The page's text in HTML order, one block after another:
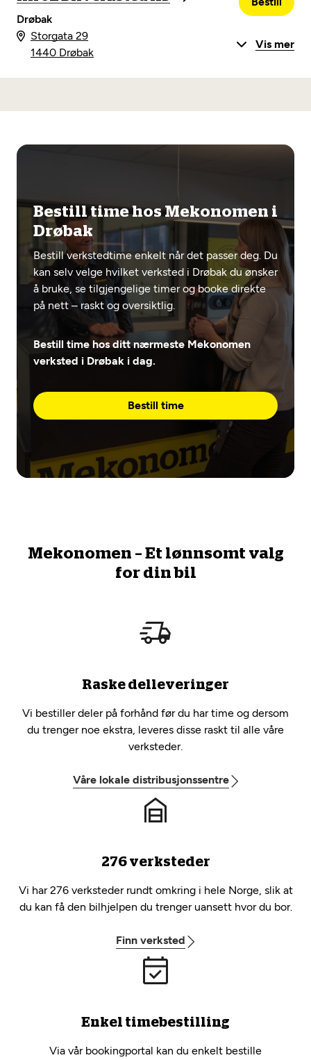
Drøbak
Storgata 29
1440 Drøbak
Vis mer
Bestill time hos Mekonomen i
Drøbak
Bestill verkstedtime enkelt når det passer deg. Du
kan selv velge hvilket verksted i Drøbak du ønsker
å bruke, se tilgjengelige timer og booke direkte
på nett – raskt og oversiktlig.
Bestill time hos ditt nærmeste Mekonomen
verksted i Drøbak i dag.
Bestill time
Mekonomen – Et lønnsomt valg
for din bil
Raske delleveringer
Vi bestiller deler på forhånd før du har time og dersom
du trenger noe ekstra, leveres disse raskt til alle våre
verksteder.
Våre lokale distribusjonssentre
276 verksteder
Vi har 276 verksteder rundt omkring i hele Norge, slik at
du kan få den bilhjelpen du trenger uansett hvor du bor.
Finn verksted
Enkel timebestilling
Via vår bookingportal kan du enkelt bestille